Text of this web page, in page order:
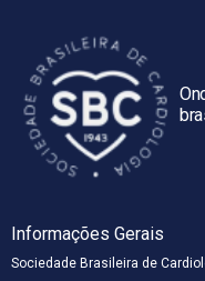
Informações Gerais
Sociedade Brasileira de